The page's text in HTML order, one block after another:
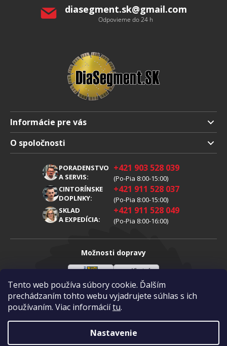
Tento web používa súbory cookie. Ďalším
prechádzaním tohto webu vyjadrujete súhlas s ich
používaním. Viac informáciítu.
Nastavenie
diasegment.sk@gmail.com
Odpovieme do 24 h
Informácie pre vás
Doprava a platba
Obchodné podmienky
Reklamácia
Spracovanie osobných údajov
O spoločnosti
PORADENSTVO
A SERVIS:
+421 903 528 039
(Po-Pia 8:00-15:00)
CINTORÍNSKE
DOPLNKY:
+421 911 528 037
(Po-Pia 8:00-15:00)
SKLAD
A EXPEDÍCIA:
+421 911 528 049
(Po-Pia 8:00-16:00)
Možnosti dopravy
Sloveenská
pošta
Vlastná
doprava
Možnosti platby
Visa Mastercard Dobierka
Copyright 2026Diamantovykotuc.sk